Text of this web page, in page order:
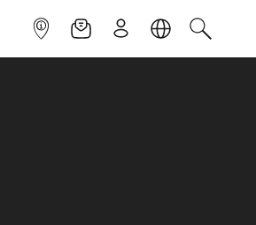
INFOPOINTNEWSLETTER
ISCRIVITILINGUACERCA